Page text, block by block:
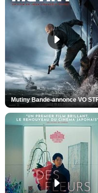
Mutiny Bande-annonce VO